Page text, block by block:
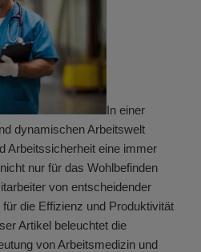
In einer
dynamischen Arbeitswelt
Arbeitssicherheit eine immer
nur für das Wohlbefinden
von entscheidender
die Effizienz und Produktivität
Artikel beleuchtet die
von Arbeitsmedizin und